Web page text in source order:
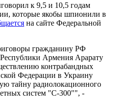
к 9,5 и 10,5 годам
которые якобы шпионили в
на сайте Федеральной
гражданину РФ
Армения Арарату
контрабандных
Федерации в Украину
тайну радиолокационного
систем "С-300"", -